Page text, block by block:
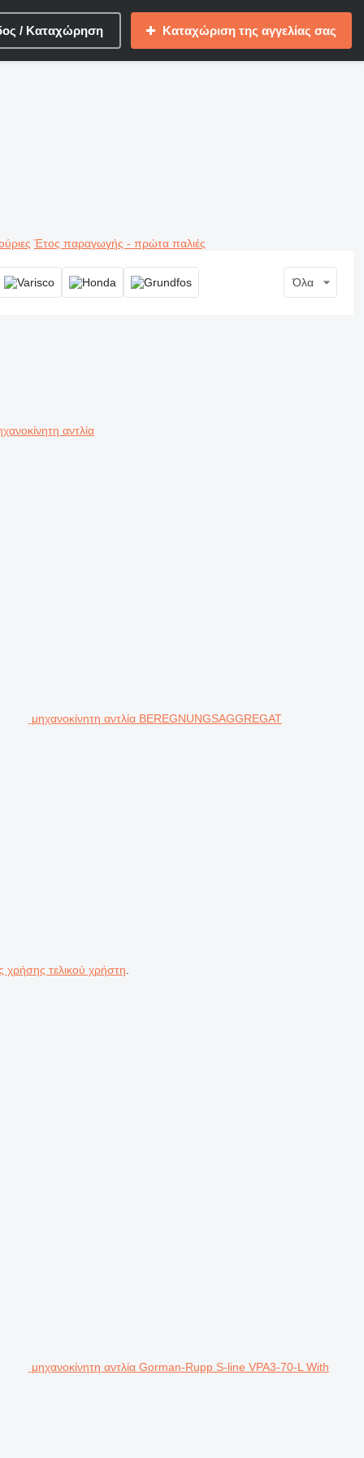
/ Καταχώρηση Καταχώριση της αγγελίας σας
Έτος παραγωγής - πρώτα παλιές
Όλα
αντλία
μηχανοκίνητη αντλία BEREGNUNGSAGGREGAT
χρήσης τελικού χρήστη
μηχανοκίνητη αντλία Gorman-Rupp S-line VPA3-70-L With